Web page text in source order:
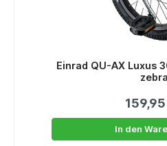
Einrad QU-AX Luxus
zebra
In den